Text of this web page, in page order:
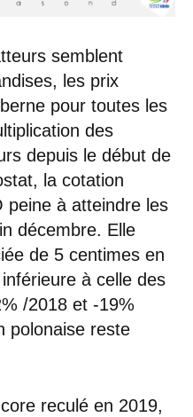
semblent
les prix
pour toutes les
des
depuis le début de
la cotation
peine à atteindre les
décembre. Elle
de 5 centimes en
à celle des
/2018 et -19%
polonaise reste
reculé en 2019,